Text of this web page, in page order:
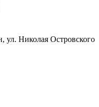
ул. Николая Островского